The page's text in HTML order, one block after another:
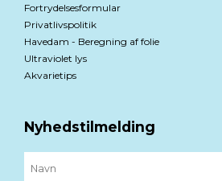
Fortrydelsesformular
Privatlivspolitik
Havedam - Beregning af folie
Ultraviolet lys
Akvarietips
Nyhedstilmelding